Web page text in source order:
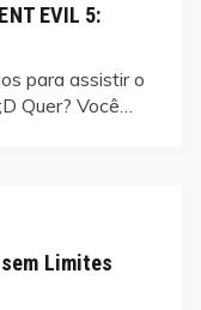
EVIL 5:
para assistir o
Quer? Você…
Limites